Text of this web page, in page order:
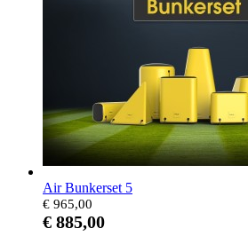
Air Bunkerset 5
€ 965,00
€ 885,00